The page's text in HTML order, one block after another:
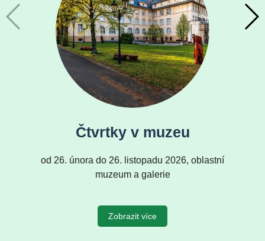
Čtvrtky v muzeu
od 26. února do 26. listopadu 2026, oblastní
muzeum a galerie
Zobrazit více